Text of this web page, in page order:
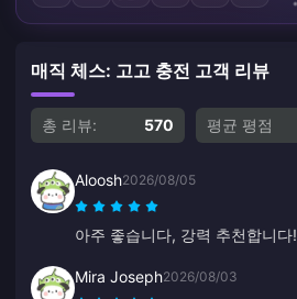
매직 체스: 고고 충전 고객 리뷰
총 리뷰: 570 평균 평점
Aloosh2026/08/05
아주 좋습니다, 강력 추천합니다!
Mira Joseph2026/08/03